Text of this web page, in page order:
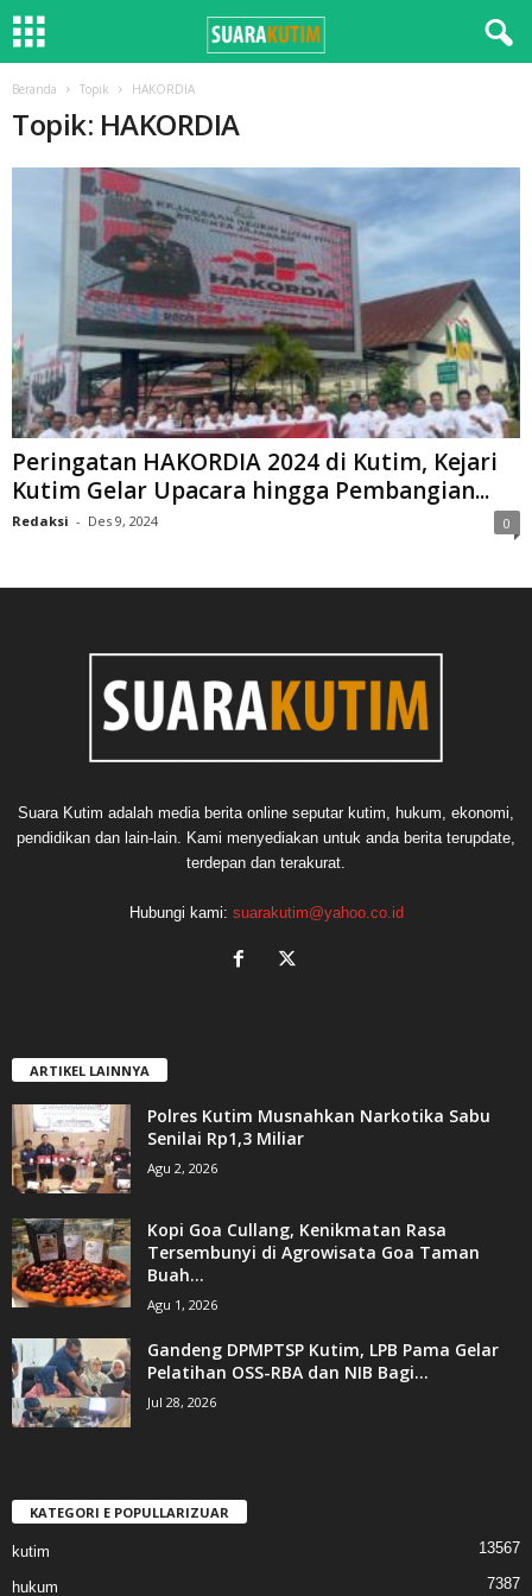
Beranda Topik HAKORDIA
Topik: HAKORDIA
Peringatan HAKORDIA 2024 di Kutim, Kejari
Kutim Gelar Upacara hingga Pembangian...
Redaksi - Des 9, 2024 0
Suara Kutim adalah media berita online seputar kutim, hukum, ekonomi,
pendidikan dan lain-lain. Kami menyediakan untuk anda berita terupdate,
terdepan dan terakurat.
Hubungi kami: suarakutim@yahoo.co.id
ARTIKEL LAINNYA
Polres Kutim Musnahkan Narkotika Sabu
Senilai Rp1,3 Miliar
Agu 2, 2026
Kopi Goa Cullang, Kenikmatan Rasa
Tersembunyi di Agrowisata Goa Taman
Buah...
Agu 1, 2026
Gandeng DPMPTSP Kutim, LPB Pama Gelar
Pelatihan OSS-RBA dan NIB Bagi...
Jul 28, 2026
KATEGORI E POPULLARIZUAR
kutim 13567
hukum 7387